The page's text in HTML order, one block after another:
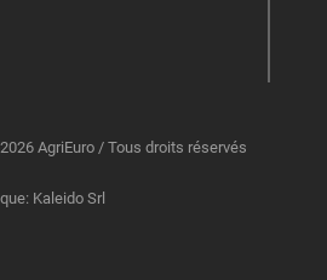
AgriEuro / Tous droits réservés
Kaleido Srl